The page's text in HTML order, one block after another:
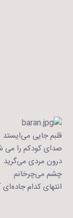
قلبم جایی می‌ایستد
صدای کودکم را می
درون مردی می‌گرید
چشم می‌چرخانم
انتهای کدام جاده‌ای